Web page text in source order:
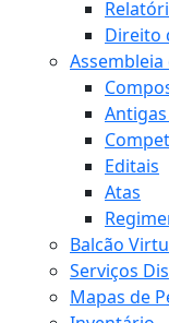
Direito
Assembleia
Editais
Atas
Balcão
Serviços
Mapas de